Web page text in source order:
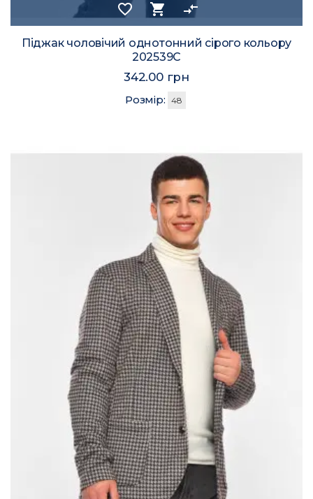
favorite_border shopping_cart compare_arrows
Піджак чоловічий однотонний сірого кольору
202539C
342.00 грн
Розмір: 48